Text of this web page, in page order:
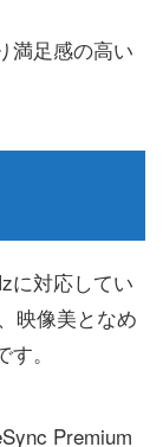
満足感の高い
に対応してい
映像美となめ
。
Premium